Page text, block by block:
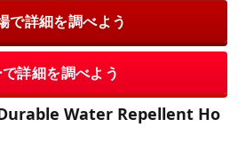
で詳細を調べよう
詳細を調べよう
Water Repellent Ho